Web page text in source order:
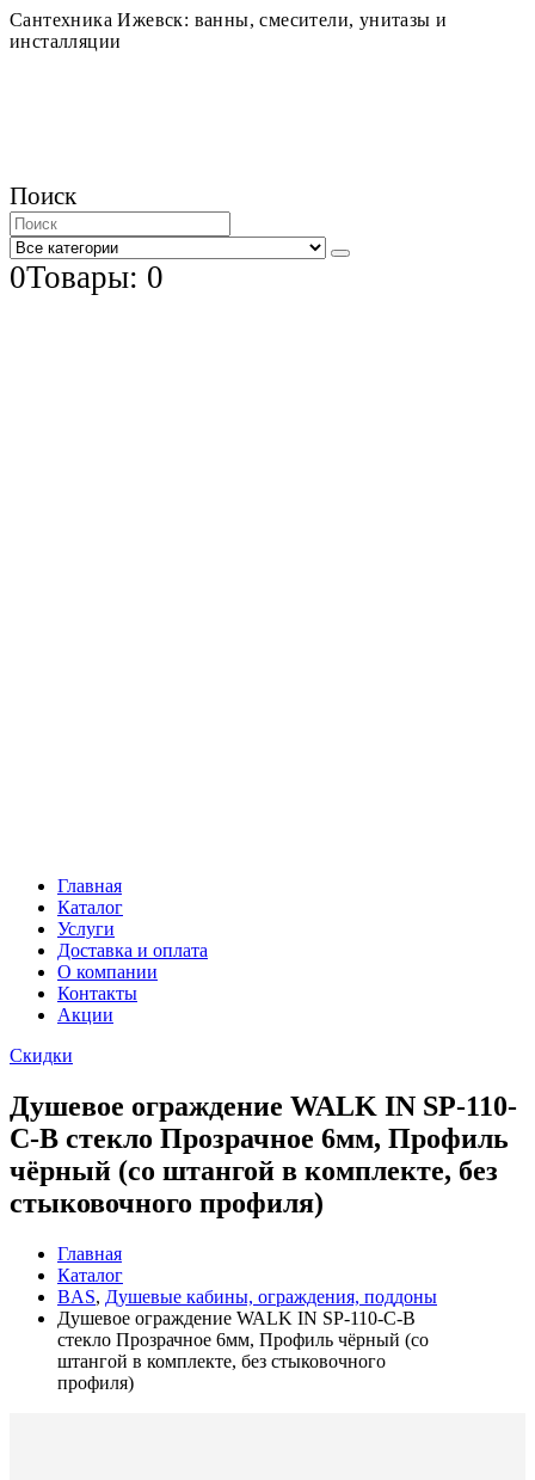
Сантехника Ижевск: ванны, смесители, унитазы и
инсталляции
Поиск
0Товары: 0
Главная
Каталог
Услуги
Доставка и оплата
О компании
Контакты
Акции
Скидки
Душевое ограждение WALK IN SP-110-
C-B стекло Прозрачное 6мм, Профиль
чёрный (со штангой в комплекте, без
стыковочного профиля)
Главная
Каталог
BAS, Душевые кабины, ограждения, поддоны
Душевое ограждение WALK IN SP-110-C-B
стекло Прозрачное 6мм, Профиль чёрный (со
штангой в комплекте, без стыковочного
профиля)